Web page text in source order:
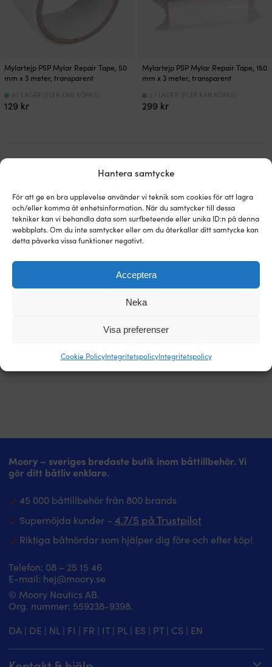
Hantera samtycke
För att ge en bra upplevelse använder vi teknik som cookies för att lagra
och/eller komma åt enhetsinformation. När du samtycker till dessa
tekniker kan vi behandla data som surfbeteende eller unika ID:n på denna
webbplats. Om du inte samtycker eller om du återkallar ditt samtycke kan
detta påverka vissa funktioner negativt.
Acceptera
Neka
Visa preferenser
Cookie PolicyIntegritetspolicyIntegritetspolicy
Mylartejp PSP Mylar Repair Tape, 50
mm x 3 meter, transparent
129 kr
9 I LAGER (FLER KAN KÖPAS)
Mylartejp PSP Mylar Repair Tape, 150
mm x 3 meter, transparent
299 kr
2 I LAGER (FLER KAN KÖPAS)
Världens enklaste prisgaranti!
Köp nu, prisjämför sen. Vår prisgaranti är superenkel: vi
matchar alla butiker i hela världen. Du kan i lugn och ro
köpa prylarna nu – hittar du den billigare hos en annan
konstiga villkor.
Läs mer om vår prisgaranti
Moory – sveriges bredaste butik inom båttillbehör. Vi
gör ditt båtliv enklare.
45 000 båttillbehör från 800 brands
Supernöjda kunder – 4.7/5 på Trustpilot
Riktiga båtnördar som hjälper dig före och efter köp!
Telefon: 08 – 25 15 46
E-mail: hej@moory.se
© Moory Nautics AB.
Org. nummer: 5‍59238-9398.
DA | DE | NL | FI | FR | IT| PL | ES | PT| CS | EN